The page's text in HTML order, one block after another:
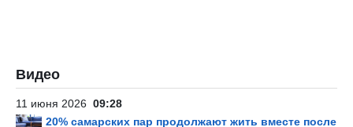
Видео
11 июня 2026 09:28
20% самарских пар продолжают жить вместе после